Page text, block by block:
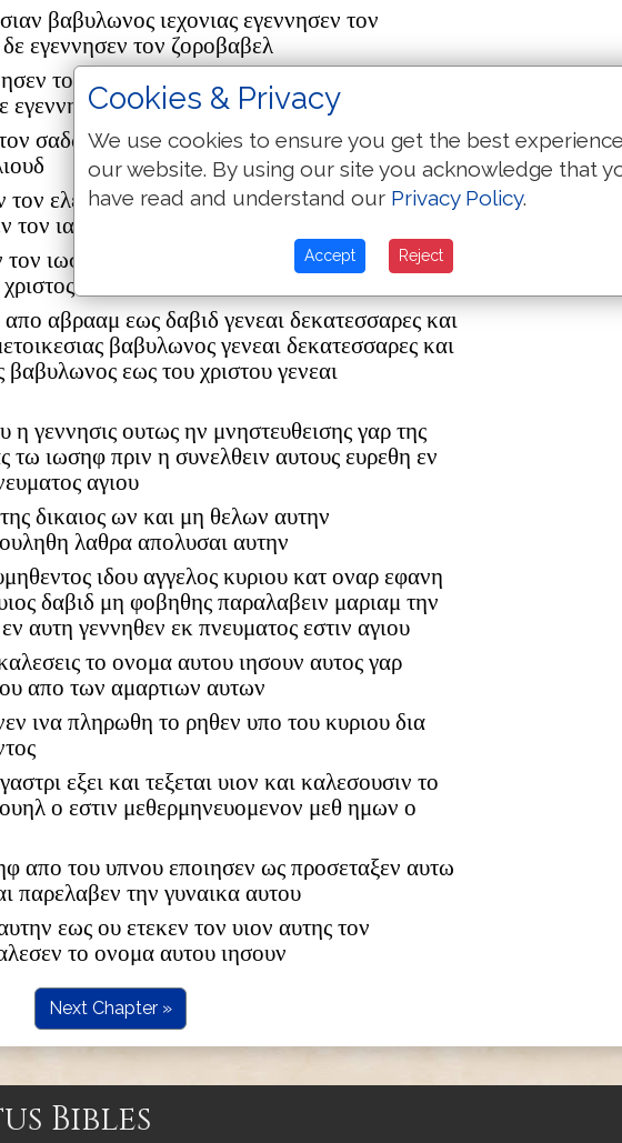
βαβυλωνος ιεχονιας εγεννησεν τον
εγεννησεν τον ζοροβαβελ
τον αβιουδ αβιουδ δε εγεννησεν τον
εγεννησεν τον αζωρ
σαδωκ σαδωκ δε εγεννησεν τον αχειμ αχειμ
τον ελεαζαρ ελεαζαρ δε εγεννησεν τον ματθαν
τον ιακωβ
ιωσηφ τον ανδρα μαριας εξ ης εγεννηθη
απο αβρααμ εως δαβιδ γενεαι δεκατεσσαρες και
βαβυλωνος γενεαι δεκατεσσαρες και
βαβυλωνος εως του χριστου γενεαι
η γεννησις ουτως ην μνηστευθεισης γαρ της
τω ιωσηφ πριν η συνελθειν αυτους ευρεθη εν
αγιου
δικαιος ων και μη θελων αυτην
λαθρα απολυσαι αυτην
ιδου αγγελος κυριου κατ οναρ εφανη
δαβιδ μη φοβηθης παραλαβειν μαριαμ την
αυτη γεννηθεν εκ πνευματος εστιν αγιου
το ονομα αυτου ιησουν αυτος γαρ
απο των αμαρτιων αυτων
ινα πληρωθη το ρηθεν υπο του κυριου δια
εξει και τεξεται υιον και καλεσουσιν το
ο εστιν μεθερμηνευομενον μεθ ημων ο
απο του υπνου εποιησεν ως προσεταξεν αυτω
παρελαβεν την γυναικα αυτου
εως ου ετεκεν τον υιον αυτης τον
το ονομα αυτου ιησουν
Next Chapter »
Bibles
Cookies & Privacy
We use cookies to ensure you get the best
our website. By using our site you acknowledge that
have read and understand our Privacy Policy.
Accept Reject